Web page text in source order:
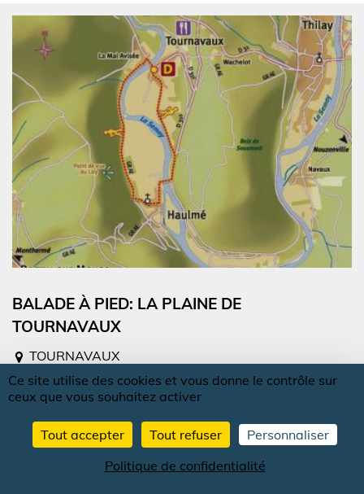
BALADE À PIED: LA PLAINE DE
TOURNAVAUX
TOURNAVAUX
Ce site utilise des cookies et vous donne le contrôle sur
ceux que vous souhaitez activer
Tout accepter Tout refuser
Personnaliser
Politique de confidentialité